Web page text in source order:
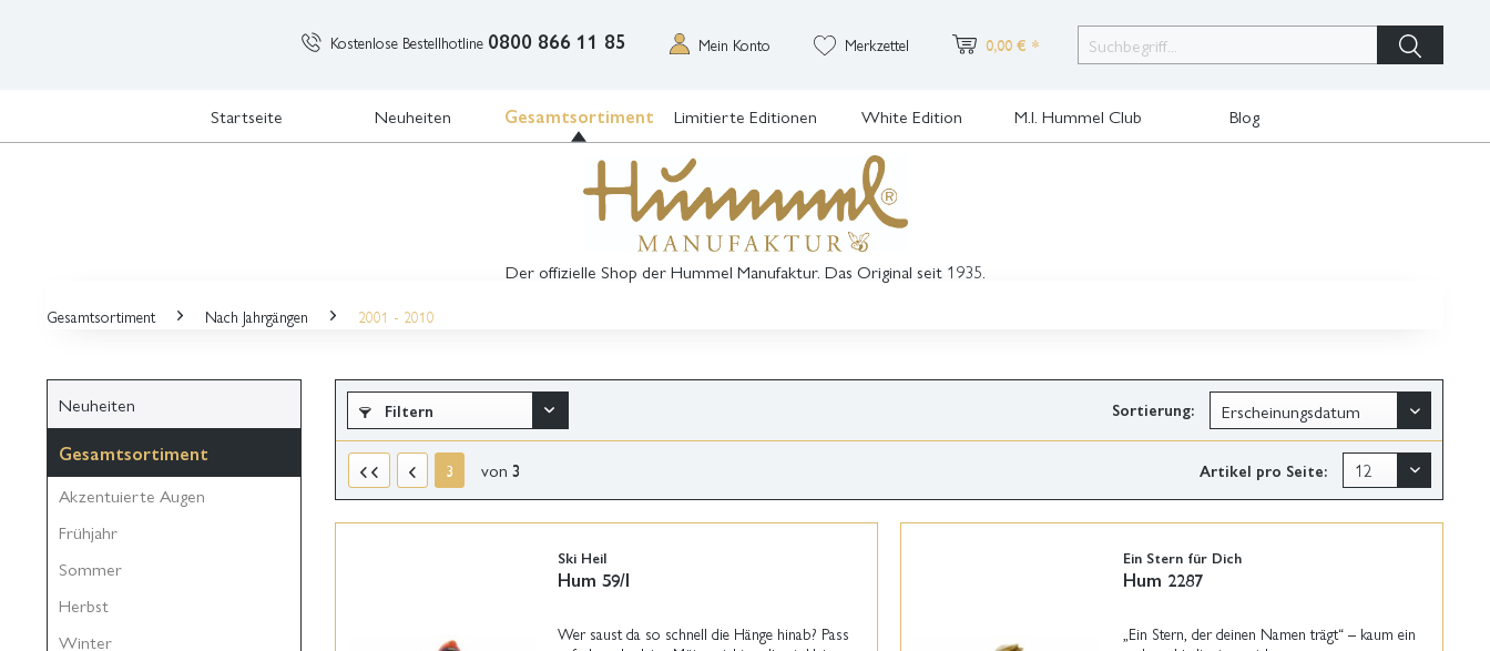
Kostenlose Bestellhotline 0800 866 11 85 Mein Konto Merkzettel 0,00 € *
Startseite Neuheiten Gesamtsortiment Limitierte Editionen White Edition M.I. Hummel Club Blog
Der offizielle Shop der Hummel Manufaktur. Das Original seit 1935.
Gesamtsortiment Nach Jahrgängen 2001 - 2010
Neuheiten
Gesamtsortiment
Akzentuierte Augen
Frühjahr
Sommer
Herbst
Winter
Filtern Sortierung:
3 von 3 Artikel pro Seite:
Ski Heil
Hum 59/I
Wer saust da so schnell die Hänge hinab? Pass
Ein Stern für Dich
Hum 2287
„Ein Stern, der deinen Namen trägt“ – kaum ein